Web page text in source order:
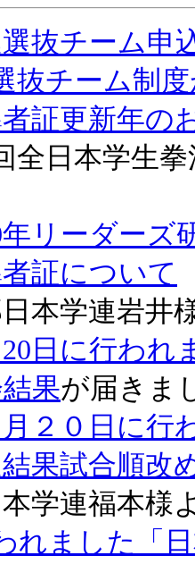
抜チーム申
抜チーム制
証更新年の
全日本学生
年リーダーズ
証について
本学連岩井
20日に行われ
果が届きま
月２０日に行
果試合順改
学連福本様
れました「